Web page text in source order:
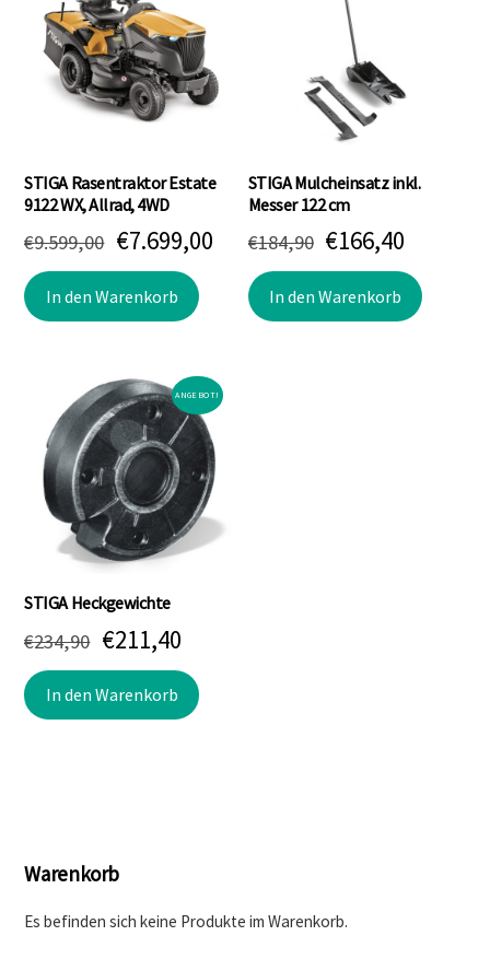
STIGA Rasentraktor Estate
9122 WX, Allrad, 4WD
€9.599,00 Ursprünglicher
Preis
war:
€7.699,00Aktueller
Preis
In den Warenkorb
STIGA Mulcheinsatz inkl.
Messer 122 cm
€184,90 Ursprünglicher
Preis
war:
€166,40
Preis
ist:
In den Warenkorb
ANGEBOT!
STIGA Heckgewichte
€234,90 Ursprünglicher
Preis
war:
€211,40Aktueller
Preis
ist:
In den Warenkorb
Warenkorb
Es befinden sich keine Produkte im Warenkorb.